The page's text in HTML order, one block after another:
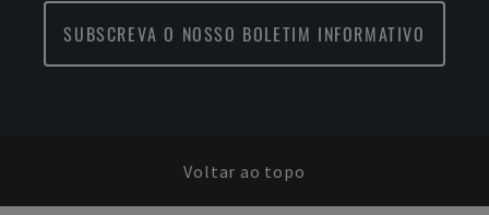
SUBSCREVA O NOSSO BOLETIM INFORMATIVO
Voltar ao topo